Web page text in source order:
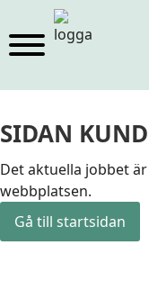
SIDAN
Det aktuella jobbet
webbplatsen.
Gå till startsidan